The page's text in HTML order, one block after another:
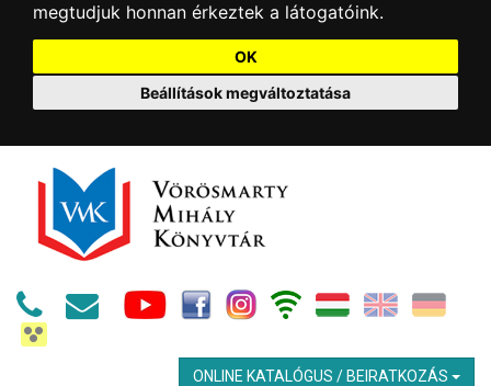
megtudjuk honnan érkeztek a látogatóink.
OK
Beállítások megváltoztatása
ONLINE KATALÓGUS / BEIRATKOZÁS